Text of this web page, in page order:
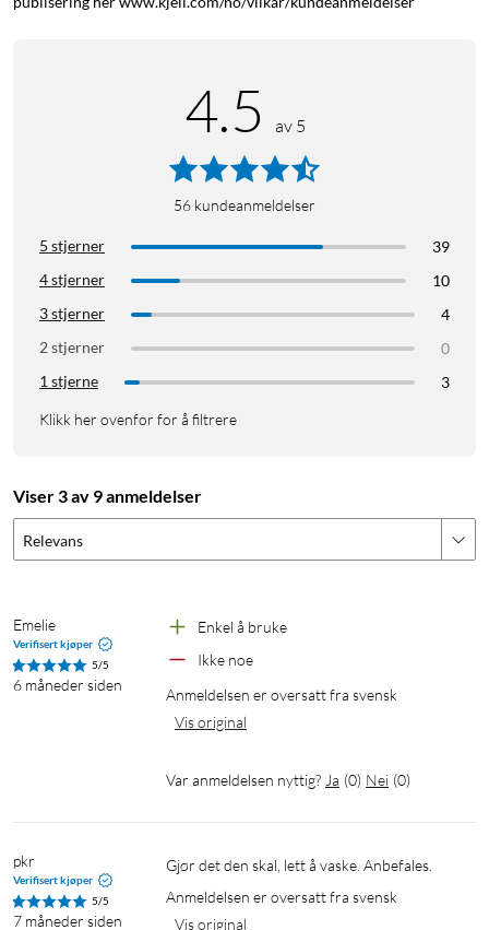
4.5 av 5
56 kundeanmeldelser
5 stjerner
39
4 stjerner
10
3 stjerner
4
2 stjerner
0
1 stjerne
3
Klikk her ovenfor for å filtrere
Viser 3 av 9 anmeldelser
Relevans
Emelie
Verifisert kjøper
5/5
6 måneder siden
Enkel å bruke
Ikke noe
Anmeldelsen er oversatt fra svensk
Vis original
Var anmeldelsen nyttig? Ja (0) Nei (0)
pkr
Verifisert kjøper
5/5
7 måneder siden
Gjør det den skal, lett å vaske. Anbefales.
Anmeldelsen er oversatt fra svensk
Vis original